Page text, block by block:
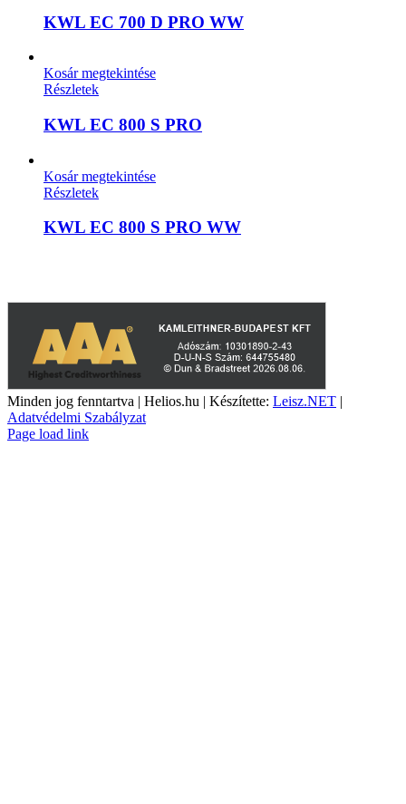
KWL EC 700 D PRO WW
Kosár megtekintése
Részletek
KWL EC 800 S PRO
Kosár megtekintése
Részletek
KWL EC 800 S PRO WW
Minden jog fenntartva | Helios.hu | Készítette: Leisz.NET |
Adatvédelmi Szabályzat
YouTube
Facebook
Page load link